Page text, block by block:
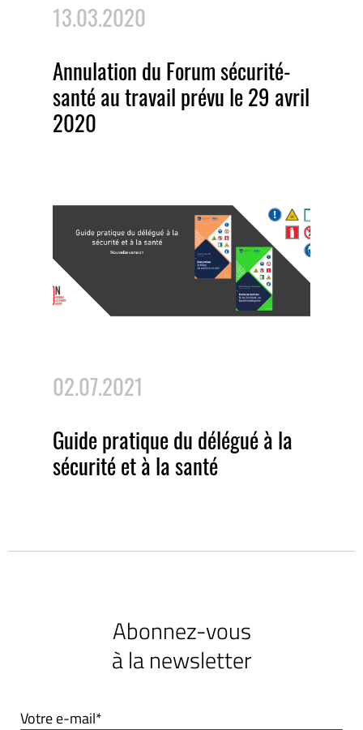
13.03.2020
Annulation du Forum sécurité-
santé au travail prévu le 29 avril
2020
02.07.2021
Guide pratique du délégué à la
sécurité et à la santé
Abonnez-vous
à la newsletter
Votre e-mail*